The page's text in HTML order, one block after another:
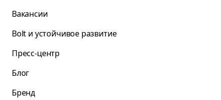
Вакансии
Bolt и устойчивое развитие
Пресс-центр
Блог
Бренд